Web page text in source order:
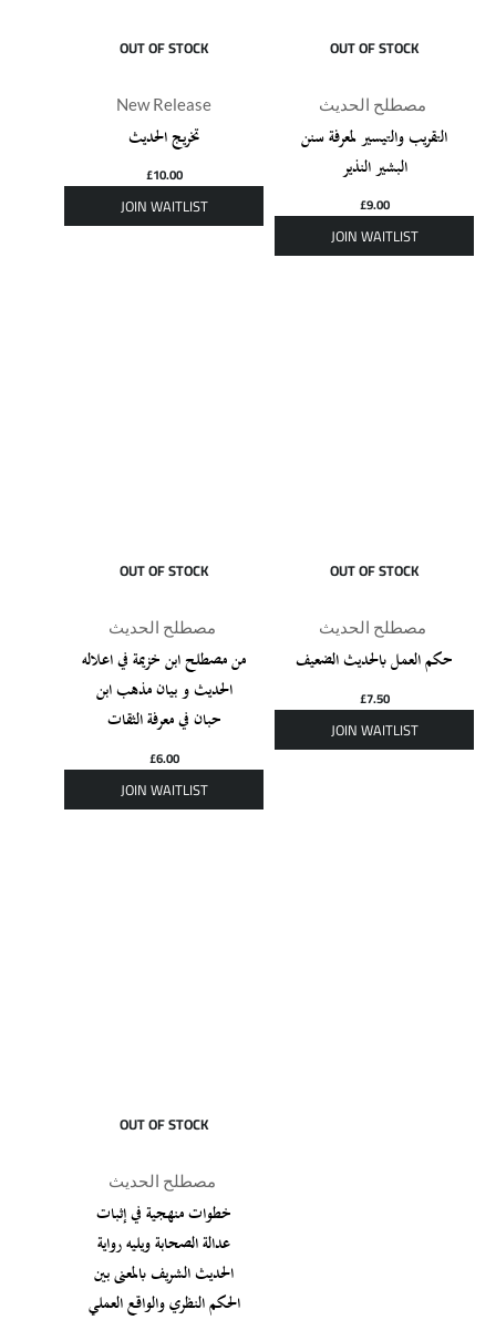
OUT OF STOCK
New Release
تخريج الحديث
£10.00
OUT OF STOCK
التقريب والتيسير لمعرفة سنن
البشير النذير
£9.00
OUT OF STOCK
من مصطلح ابن خزيمة في اعلاله
الحديث و بيان مذهب ابن
حبان في معرفة الثقات
£6.00
OUT OF STOCK
حكم العمل بالحديث الضعيف
£7.50
OUT OF STOCK
خطوات منهجية في إثبات
عدالة الصحابة ويليه رواية
الحديث الشريف بالمعنى بين
الحكم النظري والواقع العملي